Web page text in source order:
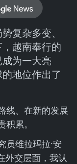
复杂多变、
越南奉行的
为一大亮
地位作出了
线、在新的发展
累。
员维拉玛拉·安
交层面，我认